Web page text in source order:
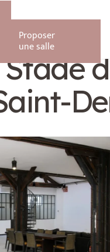
Proposer
une salle